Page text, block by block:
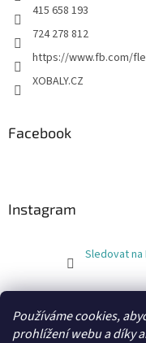
Používáme cookies,
prohlížení webu a díky
415 658 193
724 278 812
https://www.fb.com/
XOBALY.CZ
Facebook
Instagram
Sledovat na